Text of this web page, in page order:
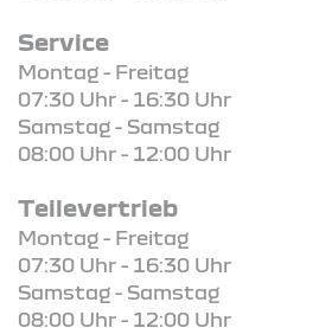
Service
Montag - Freitag
07:30 Uhr - 16:30 Uhr
Samstag - Samstag
08:00 Uhr - 12:00 Uhr
Teilevertrieb
Montag - Freitag
07:30 Uhr - 16:30 Uhr
Samstag - Samstag
08:00 Uhr - 12:00 Uhr